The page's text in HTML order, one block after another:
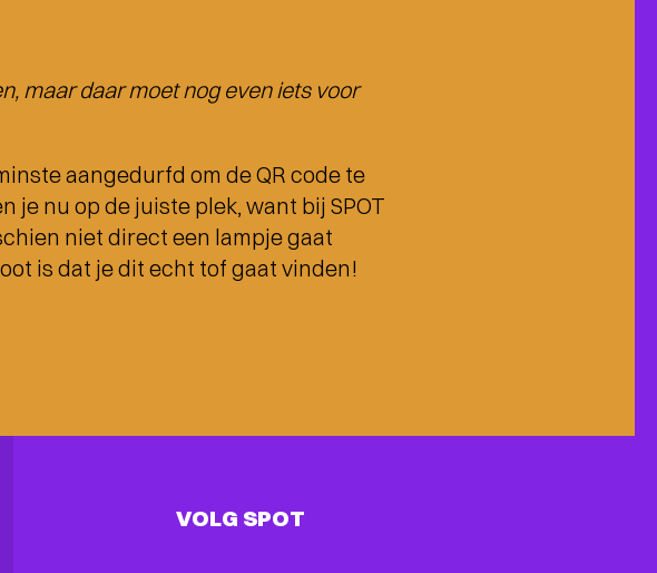
maar daar moet nog even iets voor
aangedurfd om de QR code te
je nu op de juiste plek, want bij SPOT
niet direct een lampje gaat
is dat je dit echt tof gaat vinden!
VOLG SPOT